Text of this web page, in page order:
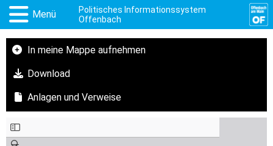
Menü
Politisches Informationssystem
Offenbach
In meine Mappe aufnehmen
Download
Anlagen und Verweise